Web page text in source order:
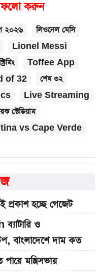
করুন
২০২৬
লিওনেল মেসি
Lionel Messi
Toffee App
of 32
শেষ ৩২
Live Streaming
স্টেডিয়াম
vs Cape Verde
প্রকাশ হচ্ছে গেজেট
ও
দাম কত
মন্ত্রিসভায়